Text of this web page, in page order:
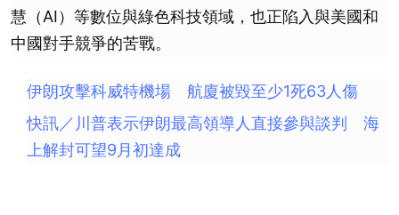
慧（AI）等數位與綠色科技領域，也正陷入與美國和
中國對手競爭的苦戰。
伊朗攻擊科威特機場 航廈被毀至少1死63人傷
快訊／川普表示伊朗最高領導人直接參與談判 海
上解封可望9月初達成